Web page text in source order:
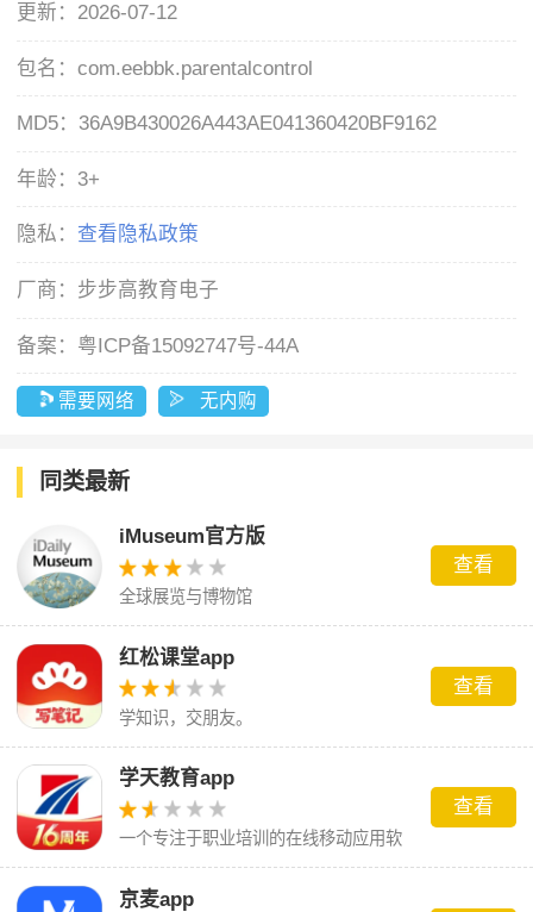
更新： 2026-07-12
包名：com.eebbk.parentalcontrol
MD5： 36A9B430026A443AE041360420BF9162
年龄： 3+
隐私： 查看隐私政策
厂商： 步步高教育电子
备案： 粤ICP备15092747号-44A
需要网络 无内购
同类最新
iMuseum官方版
全球展览与博物馆
查看
红松课堂app
学知识，交朋友。
查看
学天教育app
一个专注于职业培训的在线移动应用软
件
查看
京麦app